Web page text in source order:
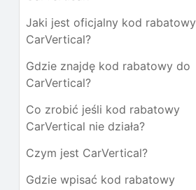
Jaki jest oficjalny kod rabatowy
CarVertical?
Gdzie znajdę kod rabatowy do
CarVertical?
Co zrobić jeśli kod rabatowy
CarVertical nie działa?
Czym jest CarVertical?
Gdzie wpisać kod rabatowy